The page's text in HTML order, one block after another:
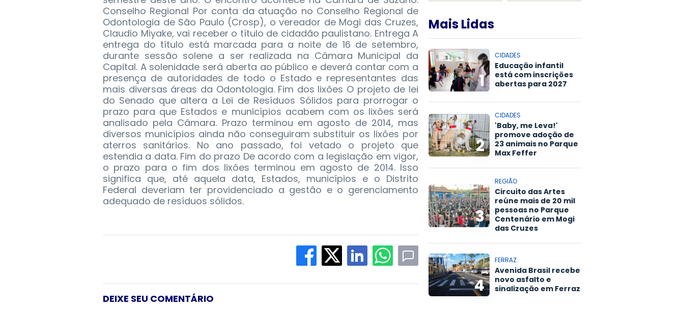
Conselho Regional Por conta da atuação no Conselho Regional de
Odontologia de São Paulo (Crosp), o vereador de Mogi das Cruzes,
Claudio Miyake, vai receber o título de cidadão paulistano. Entrega A
entrega do título está marcada para a noite de 16 de setembro,
durante sessão solene a ser realizada na Câmara Municipal da
Capital. A solenidade será aberta ao público e deverá contar com a
presença de autoridades de todo o Estado e representantes das
mais diversas áreas da Odontologia. Fim dos lixões O projeto de lei
do Senado que altera a Lei de Resíduos Sólidos para prorrogar o
prazo para que Estados e municípios acabem com os lixões será
analisado pela Câmara. Prazo terminou em agosto de 2014, mas
diversos municípios ainda não conseguiram substituir os lixões por
aterros sanitários. No ano passado, foi vetado o projeto que
estendia a data. Fim do prazo De acordo com a legislação em vigor,
o prazo para o fim dos lixões terminou em agosto de 2014. Isso
significa que, até aquela data, Estados, municípios e o Distrito
Federal deveriam ter providenciado a gestão e o gerenciamento
adequado de resíduos sólidos.
DEIXE SEU COMENTÁRIO
Mais Lidas
1
CIDADES
Educação infantil
está com inscrições
abertas para 2027
2
CIDADES
'Baby, me Leva!'
promove adoção de
23 animais no Parque
Max Feffer
3
REGIÃO
Circuito das Artes
reúne mais de 20 mil
pessoas no Parque
Centenário em Mogi
das Cruzes
4
FERRAZ
Avenida Brasil recebe
novo asfalto e
sinalização em Ferraz